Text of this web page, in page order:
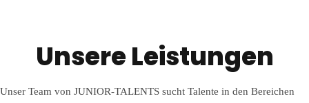
Unsere Leistungen
Unser Team von JUNIOR-TALENTS sucht Talente in den Bereichen